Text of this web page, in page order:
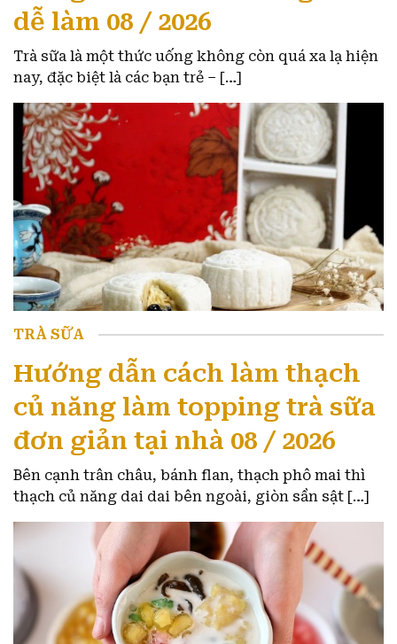
dễ làm 08 / 2026
Trà sữa là một thức uống không còn quá xa lạ hiện
nay, đặc biệt là các bạn trẻ – […]
TRÀ SỮA
Hướng dẫn cách làm thạch
củ năng làm topping trà sữa
đơn giản tại nhà 08 / 2026
Bên cạnh trân châu, bánh flan, thạch phô mai thì
thạch củ năng dai dai bên ngoài, giòn sần sật […]